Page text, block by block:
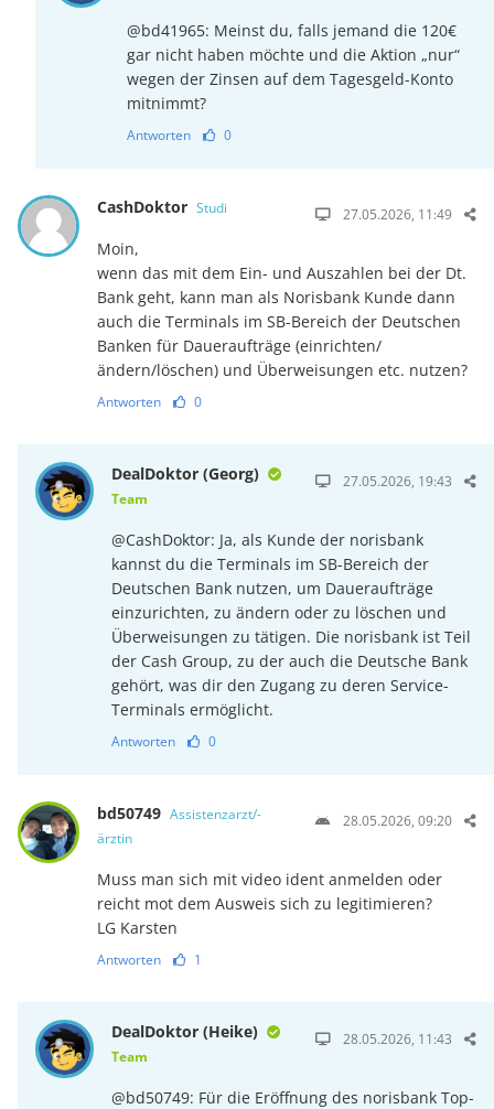
@bd41965: Meinst du, falls jemand die 120€
gar nicht haben möchte und die Aktion „nur“
wegen der Zinsen auf dem Tagesgeld-Konto
mitnimmt?
Antworten 0
CashDoktor Studi 27.05.2026, 11:49
Moin,
wenn das mit dem Ein- und Auszahlen bei der Dt.
Bank geht, kann man als Norisbank Kunde dann
auch die Terminals im SB-Bereich der Deutschen
Banken für Daueraufträge (einrichten/
ändern/löschen) und Überweisungen etc. nutzen?
Antworten 0
DealDoktor (Georg)
Team
27.05.2026, 19:43
@CashDoktor: Ja, als Kunde der norisbank
kannst du die Terminals im SB-Bereich der
Deutschen Bank nutzen, um Daueraufträge
einzurichten, zu ändern oder zu löschen und
Überweisungen zu tätigen. Die norisbank ist Teil
der Cash Group, zu der auch die Deutsche Bank
gehört, was dir den Zugang zu deren Service-
Terminals ermöglicht.
Antworten 0
bd50749 Assistenzarzt/-
ärztin
28.05.2026, 09:20
Muss man sich mit video ident anmelden oder
reicht mot dem Ausweis sich zu legitimieren?
LG Karsten
Antworten 1
DealDoktor (Heike)
Team
28.05.2026, 11:43
@bd50749: Für die Eröffnung des norisbank Top-